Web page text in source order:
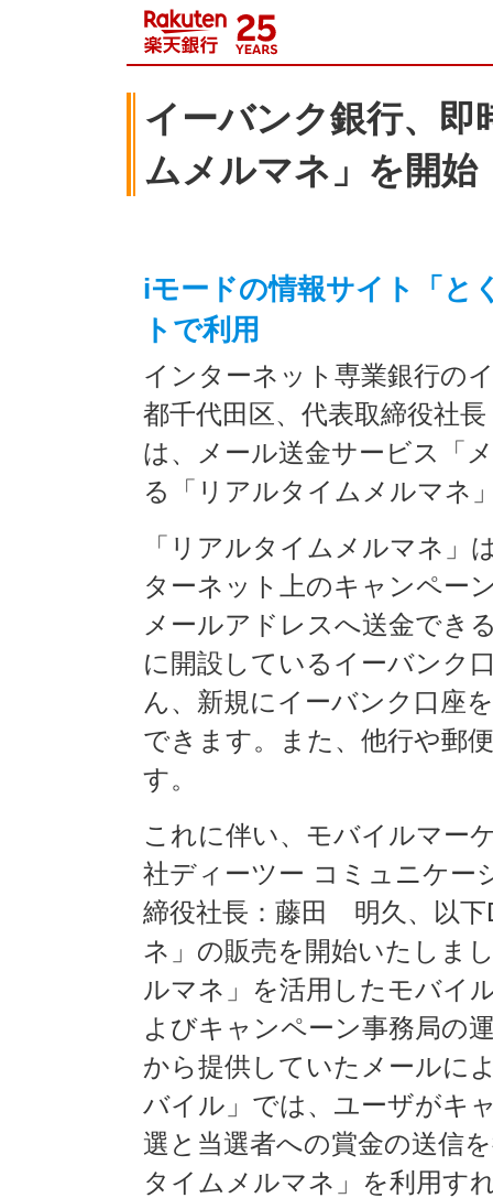
イーバンク銀行、即
ムメルマネ」を開始
iモードの情報サイト「と
トで利用
インターネット専業銀行の
都千代田区、代表取締役社
は、メール送金サービス「
る「リアルタイムメルマネ
「リアルタイムメルマネ」
ターネット上のキャンペー
メールアドレスへ送金でき
に開設しているイーバンク
ん、新規にイーバンク口座
できます。また、他行や郵
す。
これに伴い、モバイルマー
社ディーツー コミュニケー
締役社長：藤田 明久、以
ネ」の販売を開始いたしま
ルマネ」を活用したモバイ
よびキャンペーン事務局の
から提供していたメールに
バイル」では、ユーザがキ
選と当選者への賞金の送信
タイムメルマネ」を利用す